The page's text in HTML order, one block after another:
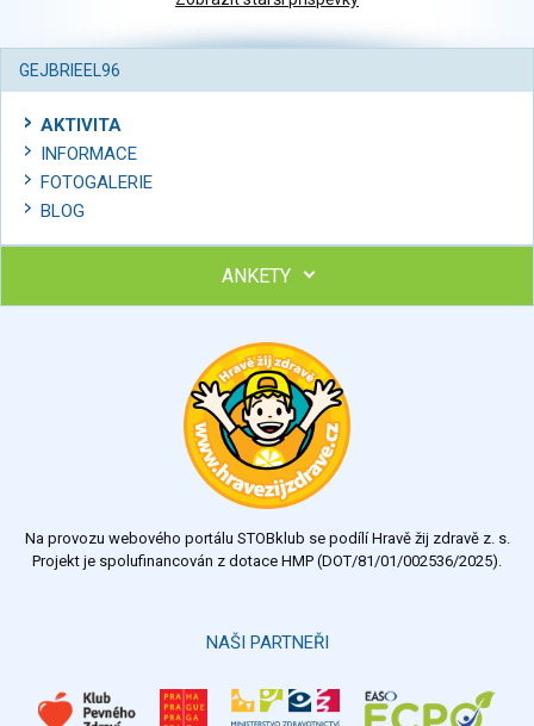
GEJBRIEEL96
AKTIVITA
INFORMACE
FOTOGALERIE
BLOG
ANKETY
Výsledky Všechny ankety
Na provozu webového portálu STOBklub se podílí Hravě žij zdravě z. s.
Projekt je spolufinancován z dotace HMP (DOT/81/01/002536/2025).
NAŠI PARTNEŘI